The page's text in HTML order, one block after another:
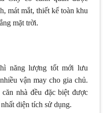
mát mắt, thiết kế toàn khu
mặt trời.
năng lượng tốt mới lưu
vận may cho gia chủ.
nhà đều đặc biệt được
diện tích sử dụng.